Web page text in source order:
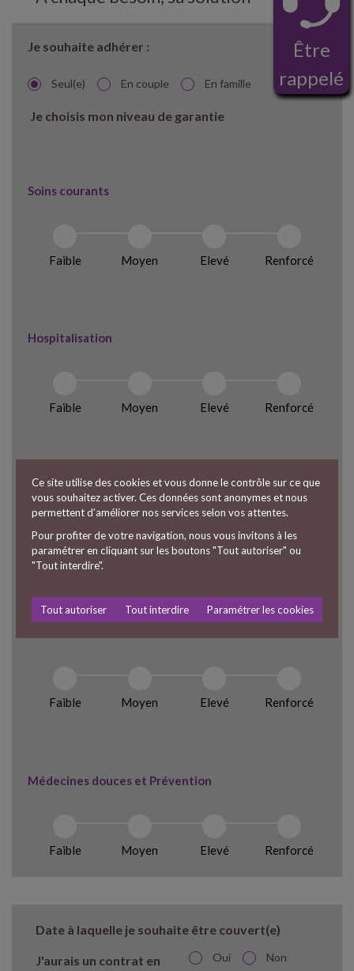
Ce site utilise des cookies et vous donne le contrôle sur ce que
vous souhaitez activer. Ces données sont anonymes et nous
permettent d’améliorer nos services selon vos attentes.
Pour profiter de votre navigation, nous vous invitons à les
paramétrer en cliquant sur les boutons "Tout autoriser" ou
"Tout interdire".
Tout autoriser Tout interdire Paramétrer les cookies
Je souhaite adhérer :
Seul(e) En couple En famille
Je choisis mon niveau de garantie
Soins courants
Faible Moyen Elevé Renforcé
Hospitalisation
Faible Moyen Elevé Renforcé
Optique
Faible Moyen Elevé Renforcé
Faible Moyen Elevé Renforcé
Médecines douces et Prévention
Faible Moyen Elevé Renforcé
Date à laquelle je souhaite être couvert(e)
J'aurais un contrat en
Oui Non
Être
rappelé